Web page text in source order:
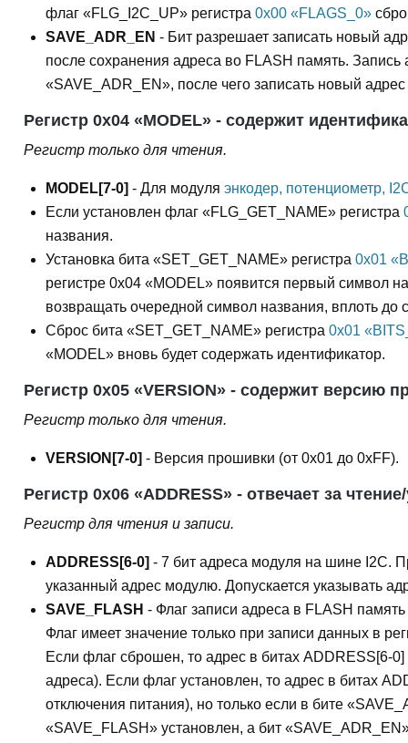
флаг «FLG_I2C_UP» регистра 0x00 «FLAGS_0»
SAVE_ADR_EN - Бит разрешает записать новый
после сохранения адреса во FLASH память.
«SAVE_ADR_EN», после чего записать новый
Регистр 0x04 «MODEL» - содержит
Регистр только для чтения.
MODEL[7-0] - Для модуля энкодер, потенциометр,
Если установлен флаг «FLG_GET_NAME» регистра
названия.
Установка бита «SET_GET_NAME» регистра 0x01
регистре 0x04 «MODEL» появится первый символ
возвращать очередной символ названия, вплоть
Сброс бита «SET_GET_NAME» регистра 0x01
«MODEL» вновь будет содержать идентификатор.
Регистр 0x05 «VERSION» - содержит версию
Регистр только для чтения.
VERSION[7-0] - Версия прошивки (от 0x01 до 0xFF).
Регистр 0x06 «ADDRESS» - отвечает за
Регистр для чтения и записи.
ADDRESS[6-0] - 7 бит адреса модуля на шине I2C.
указанный адрес модулю. Допускается указывать
SAVE_FLASH - Флаг записи адреса в FLASH
Флаг имеет значение только при записи данных в
Если флаг сброшен, то адрес в битах ADDRESS[6-
адреса). Если флаг установлен, то адрес в битах
отключения питания), но только если в бите
«SAVE_FLASH» установлен, а бит